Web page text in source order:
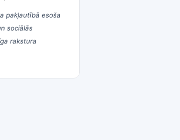
pakļautībā esoša
sociālās
rakstura